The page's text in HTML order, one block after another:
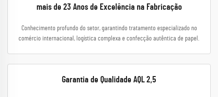
mais de 23 Anos de Excelência na Fabricação
Conhecimento profundo do setor, garantindo tratamento especializado no
comércio internacional, logística complexa e confecção autêntica de papel.
Garantia de Qualidade AQL 2,5